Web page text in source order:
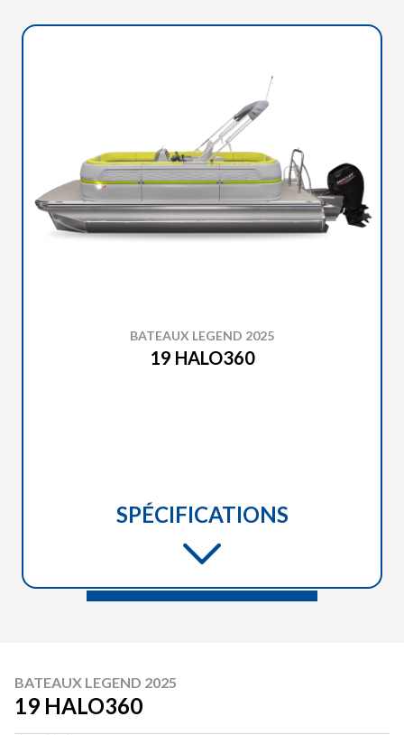
BATEAUX LEGEND 2025
19 HALO360
SPÉCIFICATIONS
BATEAUX LEGEND 2025
19 HALO360